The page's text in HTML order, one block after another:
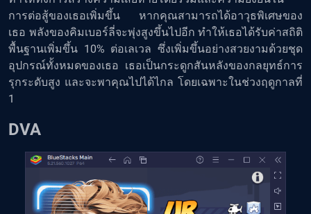
การต่อสู้ของเธอเพิ่มขึ้น หากคุณสามารถได้อาวุธพิเศษของ
เธอ พลังของคิมเบอร์ลี่จะพุ่งสูงขึ้นไปอีก ทำให้เธอได้รับค่าสถิติ
พื้นฐานเพิ่มขึ้น 10% ต่อเลเวล ซึ่งเพิ่มขึ้นอย่างสวยงามด้วยชุด
อุปกรณ์ทั้งหมดของเธอ เธอเป็นกระดูกสันหลังของกลยุทธ์การ
รุกระดับสูง และจะพาคุณไปได้ไกล โดยเฉพาะในช่วงฤดูกาลที่
1
DVA